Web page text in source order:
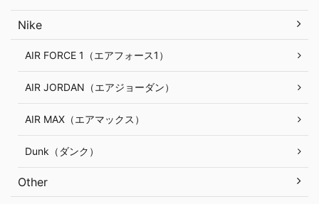
Nike
AIR FORCE 1（エアフォース1）
AIR JORDAN（エアジョーダン）
AIR MAX（エアマックス）
Dunk（ダンク）
Other